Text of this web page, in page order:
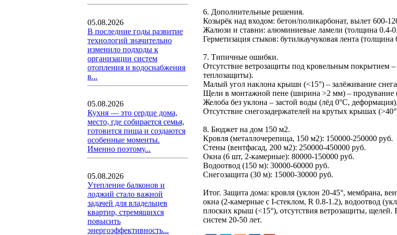
05.08.2026
В последние годы развитие
технологий значительно
изменило подходы к
организации систем
отопления и водоснабжения
в...
05.08.2026
Кухня — это сердце дома,
место, где собирается семья,
готовится пища и создаются
особенные моменты.
Именно поэтому...
05.08.2026
Утепление балконов и
лоджий стало важной
задачей для владельцев
квартир, стремящихся
повысить
энергоэффективность...
6. Дополнительные решения.
Козырёк над входом: бетон/поликарбонат, вылет 600-
Жалюзи и ставни: алюминиевые ламели (толщина 0.4-
Герметизация стыков: бутилкаучуковая лента
7. Типичные ошибки.
Отсутствие ветрозащиты под кровельным покрытием
теплозащиты).
Малый угол наклона крыши (<15°) – залёживание
Щели в монтажной пене (ширина >2 мм) – продувание
Желоба без уклона – застой воды (лёд 0°C, деформация).
Отсутствие снегозадержателей на крутых крышах
8. Бюджет на дом 150 м2.
Кровля (металлочерепица, 150 м2): 150000-250000 руб.
Стены (вентфасад, 200 м2): 250000-450000 руб.
Окна (6 шт, 2-камерные): 80000-150000 руб.
Водоотвод (150 м): 30000-60000 руб.
Снегозащита (30 м): 15000-30000 руб.
Итог. Защита дома: кровля (уклон 20-45°, мембрана,
окна (2-камерные с I-стеклом, R 0.8-1.2), водоотвод
плоских крыш (<15°), отсутствия ветрозащиты,
систем 20-50 лет.